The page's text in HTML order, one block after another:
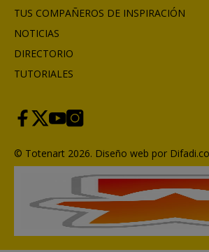
TUS COMPAÑEROS DE INSPIRACIÓN
NOTICIAS
DIRECTORIO
TUTORIALES
© Totenart 2026. Diseño web por